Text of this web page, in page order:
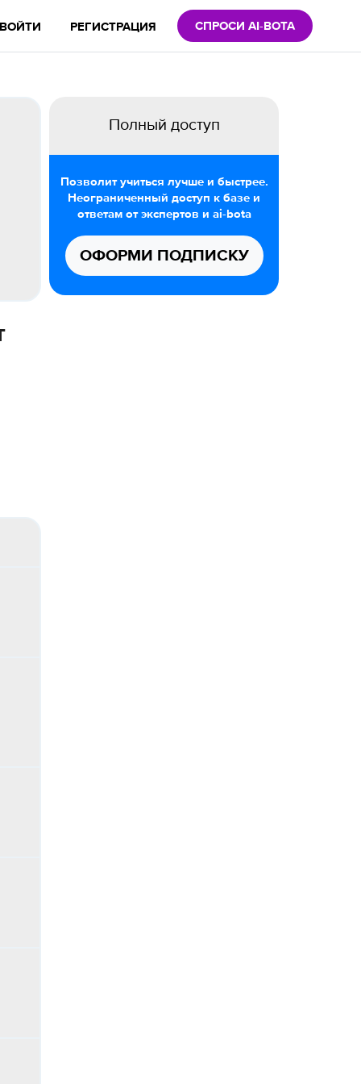
ВОЙТИ РЕГИСТРАЦИЯ СПРОСИ AI-BOTA
Полный доступ
Позволит учиться лучше и быстрее.
Неограниченный доступ к базе и
ответам от экспертов и ai-bota
ОФОРМИ ПОДПИСКУ